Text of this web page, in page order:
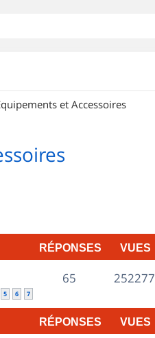
et Accessoires
RÉPONSES VUES
5 6 7
65R
p
252277V
RÉPONSES VUES